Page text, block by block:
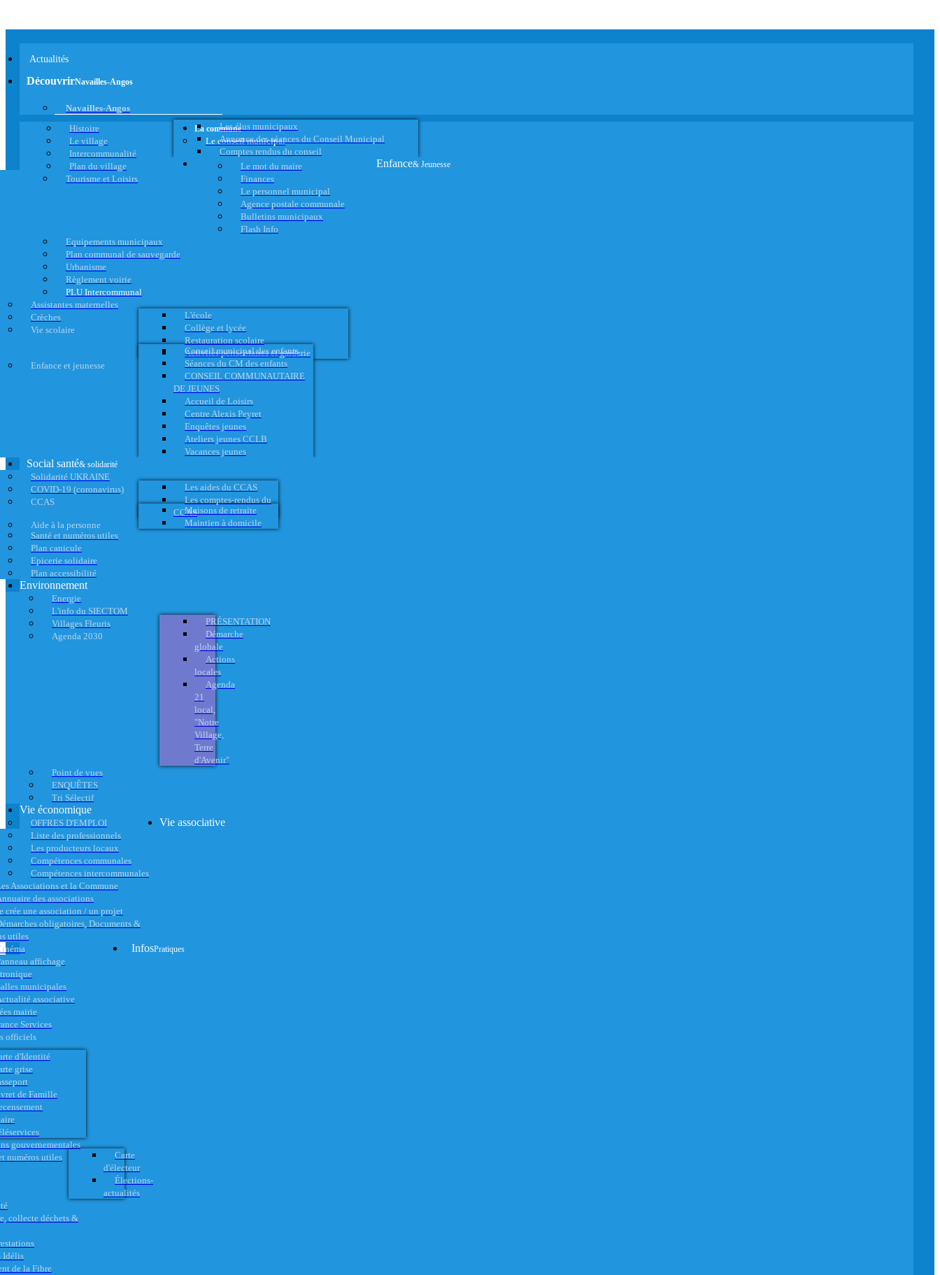
Actualités
DécouvrirNavailles-Angos
Navailles-Angos
Histoire
Le village
Intercommunalité
Plan du village
Tourisme et Loisirs
La commune
Le conseil municipal
Les élus municipaux
Annonce des séances du Conseil Municipal
Comptes rendus du conseil
Le mot du maire
Finances
Le personnel municipal
Agence postale communale
Bulletins municipaux
Flash Info
Equipements municipaux
Plan communal de sauvegarde
Urbanisme
Règlement voirie
PLU Intercommunal
Enfance& Jeunesse
Assistantes maternelles
Crèches
Vie scolaire
L'école
Collège et lycée
Restauration scolaire
Activités périscolaires et garderie
Enfance et jeunesse
Conseil municipal des enfants
Séances du CM des enfants
CONSEIL COMMUNAUTAIRE
DE JEUNES
Accueil de Loisirs
Centre Alexis Peyret
Enquêtes jeunes
Ateliers jeunes CCLB
Vacances jeunes
Social santé& solidarité
Solidarité UKRAINE
COVID-19 (coronavirus)
CCAS
Les aides du CCAS
Les comptes-rendus du
CCAS
Aide à la personne
Maisons de retraite
Maintien à domicile
Santé et numéros utiles
Plan canicule
Epicerie solidaire
Plan accessibilité
Environnement
Energie
L'info du SIECTOM
Villages Fleuris
Agenda 2030
PRÉSENTATION
Démarche
globale
Actions
locales
Agenda
21
local,
"Notre
Village,
Terre
d'Avenir"
Point de vues
ENQUÊTES
Tri Sélectif
Vie économique
OFFRES D'EMPLOI
Liste des professionnels
Les producteurs locaux
Compétences communales
Compétences intercommunales
Vie associative
Associations et la Commune
des associations
crée une association / un projet
obligatoires, Documents &
utiles
affichage
municipales
associative
InfosPratiques
mairie
Services
officiels
d'Identité
grise
de Famille
gouvernementales
numéros utiles
Carte
d'électeur
Élections-
actualités
collecte déchets &
Idélis
de la Fibre